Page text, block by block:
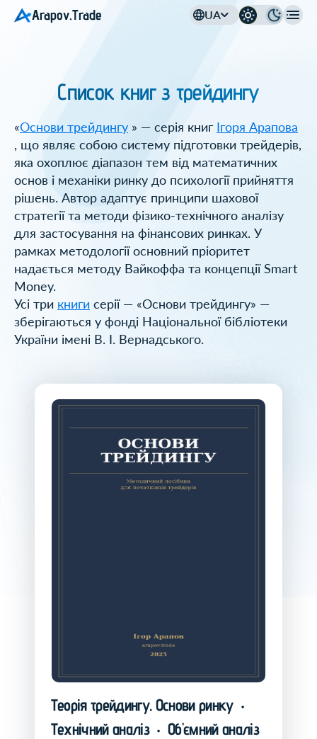
Arapov.Trade UA
Список книг з трейдингу
«Основи трейдингу » — серія книг Ігоря Арапова
, що являє собою систему підготовки трейдерів,
яка охоплює діапазон тем від математичних
основ і механіки ринку до психології прийняття
рішень. Автор адаптує принципи шахової
стратегії та методи фізико-технічного аналізу
для застосування на фінансових ринках. У
рамках методології основний пріоритет
надається методу Вайкоффа та концепції Smart
Money.
Усі три книги серії — «Основи трейдингу» —
зберігаються у фонді Національної бібліотеки
України імені В. І. Вернадського.
Теорія трейдингу. Основи ринку •
Технічний аналіз • Об'ємний аналіз